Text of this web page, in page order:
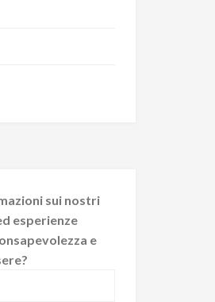
sui nostri
esperienze
e